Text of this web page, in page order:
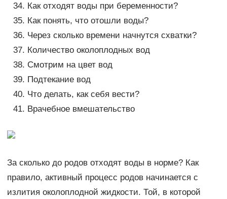
Как отходят воды при беременности?
Как понять, что отошли воды?
Через сколько времени начнутся схватки?
Количество околоплодных вод
Смотрим на цвет вод
Подтекание вод
Что делать, как себя вести?
Врачебное вмешательство
За сколько до родов отходят воды в норме? Как
правило, активный процесс родов начинается с
излития околоплодной жидкости. Той, в которой